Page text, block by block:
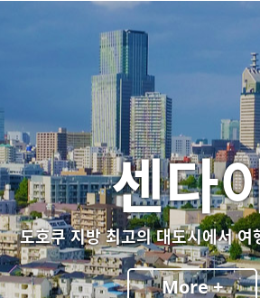
센다
도호쿠 지방 최고의 대도시에서 여
More +